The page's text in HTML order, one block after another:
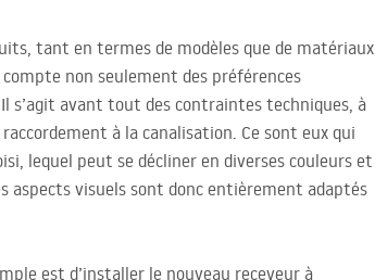
tant en termes de modèles que de matériaux
non seulement des préférences
s’agit avant tout des contraintes techniques, à
à la canalisation. Ce sont eux qui
lequel peut se décliner en diverses couleurs et
aspects visuels sont donc entièrement adaptés
est d’installer le nouveau receveur à